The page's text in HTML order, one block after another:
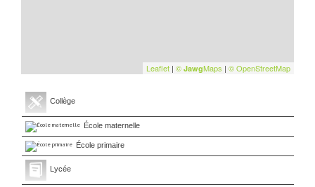
Leaflet | © JawgMaps | © OpenStreetMap
Collège
École maternelle
École primaire
Lycée